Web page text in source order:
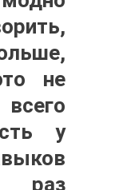
не
у
раз